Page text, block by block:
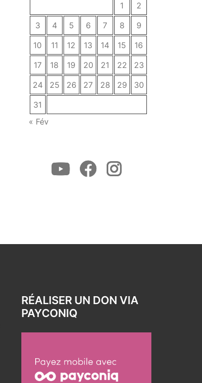
1
2
3
4 5 6 7 8
9
10
11 12 13 14 15
16
17
18 19 20 21 22
23
24
25 26 27 28 29
30
31
« Fév
YoutubeFacebookInstagram
RÉALISER UN DON VIA
PAYCONIQ